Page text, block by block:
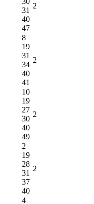
31
40
47
2
8
19
31
34
40
41
2
10
19
27
30
40
49
2
2
19
28
31
37
40
2
4